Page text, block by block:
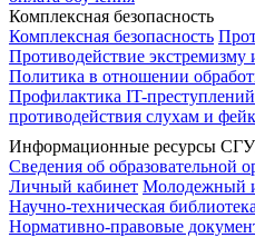
Комплексная безопасность
Комплексная безопасность
Противодействие экстремизму
Политика в отношении
Профилактика IT-преступлений
противодействия слухам и
Информационные ресурсы
Сведения об образовательной
Личный кабинет Молодежный
Научно-техническая
Нормативно-правовые